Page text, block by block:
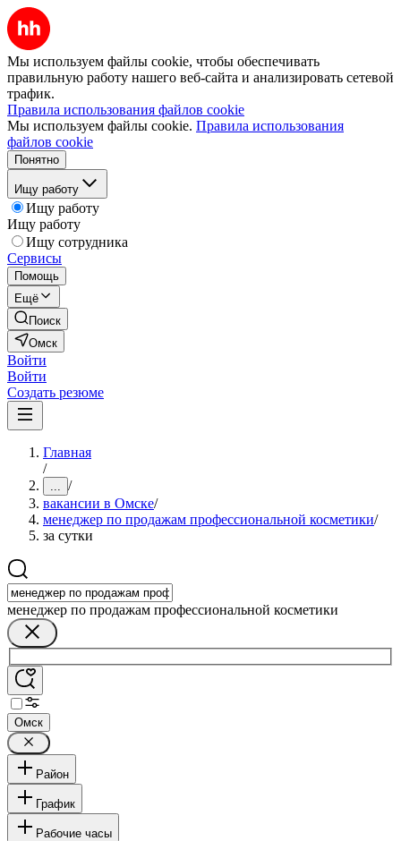
Мы используем файлы cookie, чтобы обеспечивать
правильную работу нашего веб-сайта и анализировать сетевой
трафик.
Правила использования файлов cookie
Мы используем файлы cookie. Правила использования
файлов cookie
Понятно
Ищу работу
Ищу работу
Ищу работу
Ищу сотрудника
Сервисы
Помощь
Ещё
Поиск
Омск
Войти
Войти
Создать резюме
Главная
/
... /
вакансии в Омске/
менеджер по продажам профессиональной косметики/
за сутки
менеджер по продажам профессиональной косметики
Омск
Район
График
Рабочие часы